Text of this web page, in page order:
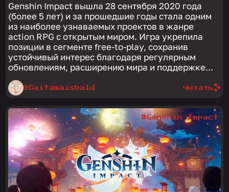
Genshin Impact вышла 28 сентября 2020 года
(более 5 лет) и за прошедшие годы стала одним
из наиболее узнаваемых проектов в жанре
action RPG с открытым миром. Игра укрепила
позиции в сегменте free-to-play, сохранив
устойчивый интерес благодаря регулярным
обновлениям, расширению мира и поддержке...
@Saitamaisbald читать
#Genshin Impact